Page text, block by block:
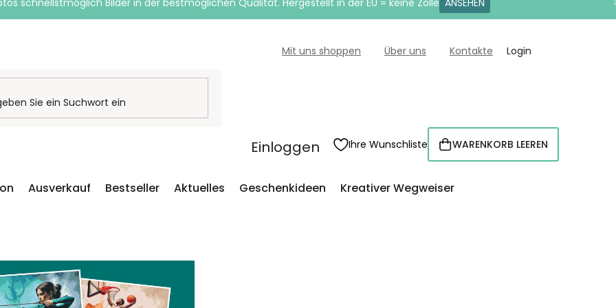
schnellstmöglich Bilder in der bestmöglichen Qualität. Hergestellt in der EU = keine Zölle ANSEHEN
Mit uns shoppen Über uns Kontakte Login
Einloggen Ihre Wunschliste WARENKORB
WARENKORB LEEREN
Ausverkauf Bestseller Aktuelles Geschenkideen Kreativer Wegweiser